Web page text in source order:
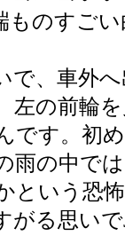
ものすご
で、車外
左の前輪
です。初
雨の中で
という恐
がる思い